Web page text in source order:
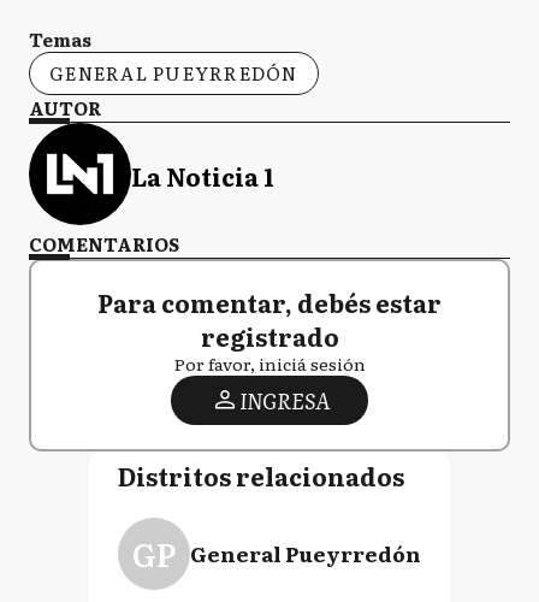
Temas
GENERAL PUEYRREDÓN
AUTOR
La Noticia 1
COMENTARIOS
Para comentar, debés estar
registrado
Por favor, iniciá sesión
INGRESA
Distritos relacionados
GP General Pueyrredón